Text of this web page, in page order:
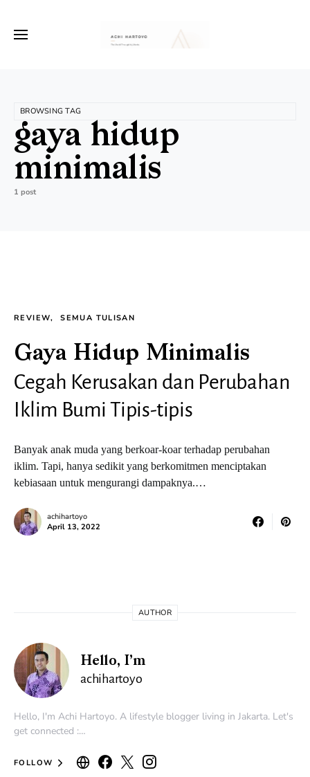
BROWSING TAG
gaya hidup
minimalis
1 post
REVIEW SEMUA TULISAN
Gaya Hidup Minimalis
Cegah Kerusakan dan Perubahan
Iklim Bumi Tipis-tipis
Banyak anak muda yang berkoar-koar terhadap perubahan
iklim. Tapi, hanya sedikit yang berkomitmen menciptakan
kebiasaan untuk mengurangi dampaknya.…
achihartoyo
April 13, 2022
AUTHOR
Hello, I’m
achihartoyo
Hello, I'm Achi Hartoyo. A lifestyle blogger living in Jakarta. Let's
get connected :…
FOLLOW